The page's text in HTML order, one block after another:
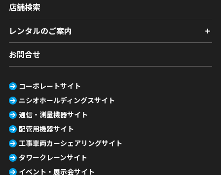
店舗検索
レンタルのご案内
お問合せ
コーポレートサイト
ニシオホールディングスサイト
通信・測量機器サイト
配管用機器サイト
工事車両カーシェアリングサイト
タワークレーンサイト
イベント・展示会サイト